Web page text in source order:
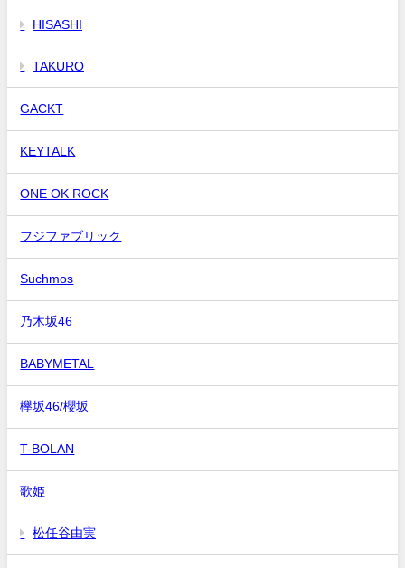
HISASHI
TAKURO
GACKT
KEYTALK
ONE OK ROCK
フジファブリック
Suchmos
乃木坂46
BABYMETAL
欅坂46/櫻坂
T-BOLAN
歌姫
松任谷由実